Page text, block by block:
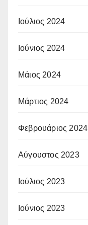
Ιούλιος 2024
Ιούνιος 2024
Μάιος 2024
Μάρτιος 2024
Φεβρουάριος 2024
Αύγουστος 2023
Ιούλιος 2023
Ιούνιος 2023